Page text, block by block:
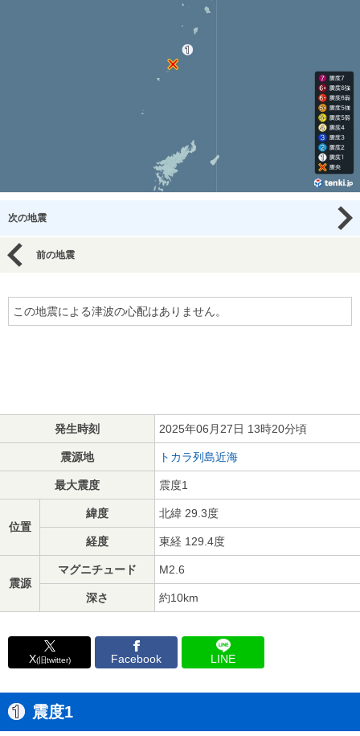
次の地震
前の地震
この地震による津波の心配はありません。
発生時刻 2025年06月27日 13時20分頃
震源地 トカラ列島近海
最大震度 震度1
位置
緯度 北緯 29.3度
経度 東経 129.4度
震源
マグニチュード M2.6
深さ 約10km
X(旧twitter) Facebook LINE
震度1